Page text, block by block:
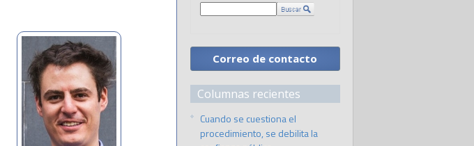
Correo de contacto
Columnas recientes
Cuando se cuestiona el
procedimiento, se debilita la